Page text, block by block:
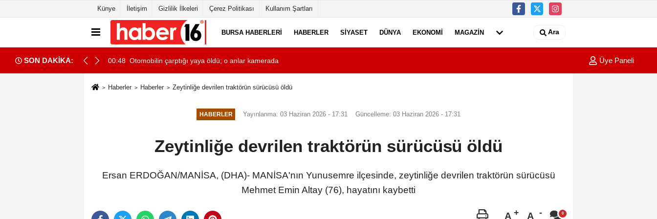
Künye İletişim Gizlilik İlkeleri Çerez Politikası Kullanım Şartları
BURSA HABERLERI HABERLER SIYASET DÜNYA EKONOMI MAGAZIN Ara
SON DAKİKA: 00:48 Otomobilin çarptığı yaya öldü; o anlar kamerada Üye Paneli
Haberler Haberler Zeytinliğe devrilen traktörün sürücüsü öldü
HABERLER Yayınlanma: 03 Haziran 2026 - 17:31 Güncelleme: 03 Haziran 2026 - 17:31
Zeytinliğe devrilen traktörün sürücüsü öldü
Ersan ERDOĞAN/MANİSA, (DHA)- MANİSA'nın Yunusemre ilçesinde, zeytinliğe devrilen traktörün sürücüsü
Mehmet Emin Altay (76), hayatını kaybetti
A A